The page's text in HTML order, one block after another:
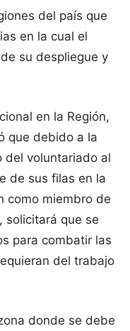
del país que
en la cual el
su despliegue y
en la Región,
que debido a la
del voluntariado al
de sus filas en la
como miembro de
solicitará que se
para combatir las
del trabajo
donde se debe